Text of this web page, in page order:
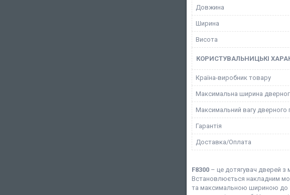
Довжина
Ширина
Висота
КОРИСТУВАЛЬНИЦЬКІ
Країна-виробник товару
Максимальна ширина
Максимальний вагу дверного
Гарантія
Доставка/Оплата
F8300 – це дотягувач дверей з
Встановлюється накладним
та максимальною шириною до